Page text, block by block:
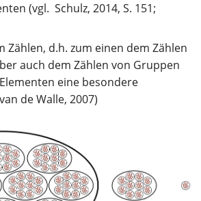
(vgl. Schulz, 2014, S. 151;
Zählen, d.h. zum einen dem Zählen
auch dem Zählen von Gruppen
eine besondere
de Walle, 2007)